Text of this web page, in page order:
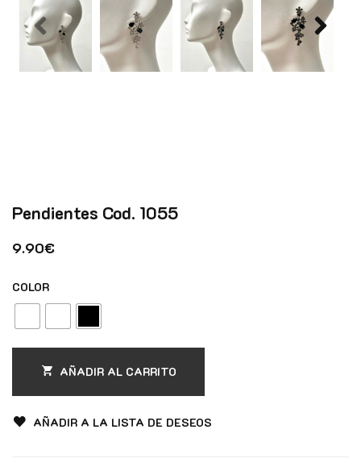
Pendientes Cod. 1055
9.90€
COLOR
AÑADIR AL CARRITO
AÑADIR A LA LISTA DE DESEOS